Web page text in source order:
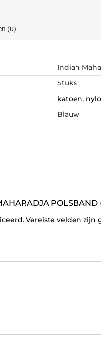
(0)
Indian
Stuks
katoen,
Blauw
POLSBAND
Vereiste velden zijn